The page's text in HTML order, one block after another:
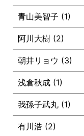
青山美智子 (1)
阿川大樹 (2)
朝井リョウ (3)
浅倉秋成 (1)
我孫子武丸 (1)
有川浩 (2)